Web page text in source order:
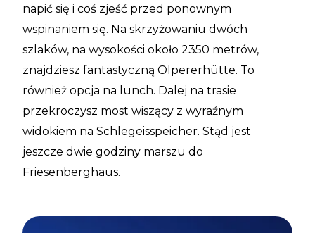
napić się i coś zjeść przed ponownym
wspinaniem się. Na skrzyżowaniu dwóch
szlaków, na wysokości około 2350 metrów,
znajdziesz fantastyczną Olpererhütte. To
również opcja na lunch. Dalej na trasie
przekroczysz most wiszący z wyraźnym
widokiem na Schlegeisspeicher. Stąd jest
jeszcze dwie godziny marszu do
Friesenberghaus.